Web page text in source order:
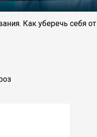
Как уберечь себя от